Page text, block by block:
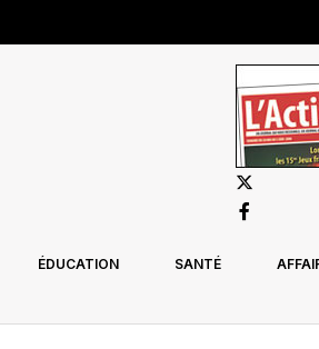
ÉDUCATION SANTÉ